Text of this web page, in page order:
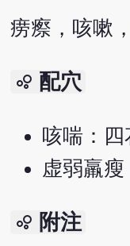
痨瘵，咳嗽
bubble_chart 配穴
咳喘：四
虚弱羸瘦
bubble_chart 附注